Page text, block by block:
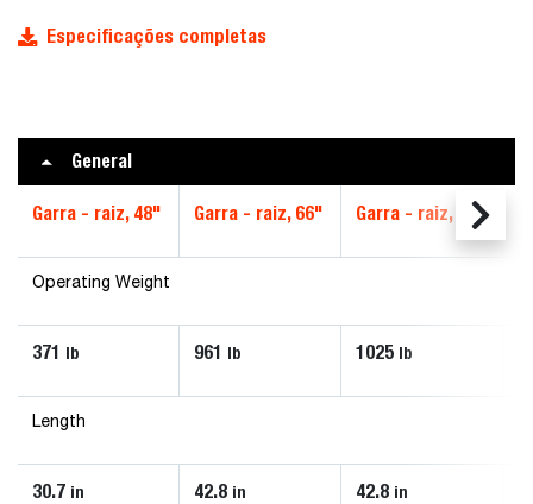
Especificações completas
General
Garra - raiz, 48" Garra - raiz, 66" Garra - raiz, 72"
Operating Weight
371 lb 961 lb 1025 lb
Length
30.7 in 42.8 in 42.8 in